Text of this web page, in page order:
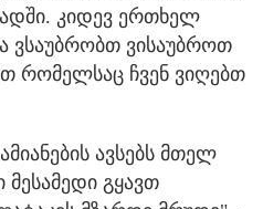
კიდევ ერთხელ
ვსაუბრობთ ვისაუბროთ
რომელსაც ჩვენ ვიღებთ
ავსებს მთელ
მესამედი გყავთ